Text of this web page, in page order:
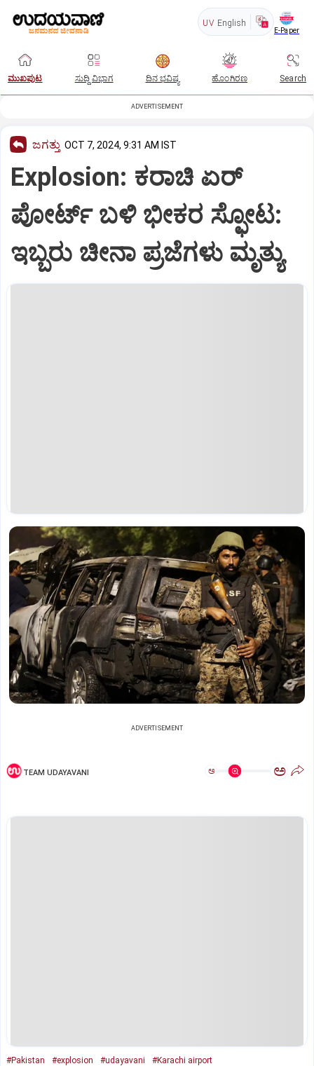
UV English
E-Paper
ಮುಖಪುಟ ಸುದ್ದಿ ವಿಭಾಗ ದಿನ ಭವಿಷ್ಯ ಹೊಂಗಿರಣ Search
ADVERTISEMENT
ಜಗತ್ತು OCT 7, 2024, 9:31 AM IST
Explosion: ಕರಾಚಿ ಏರ್
ಪೋರ್ಟ್ ಬಳಿ ಭೀಕರ ಸ್ಫೋಟ:
ಇಬ್ಬರು ಚೀನಾ ಪ್ರಜೆಗಳು ಮೃತ್ಯು
ADVERTISEMENT
TEAM UDAYAVANI ಅ ಅ
#Pakistan #explosion #udayavani #Karachi airport